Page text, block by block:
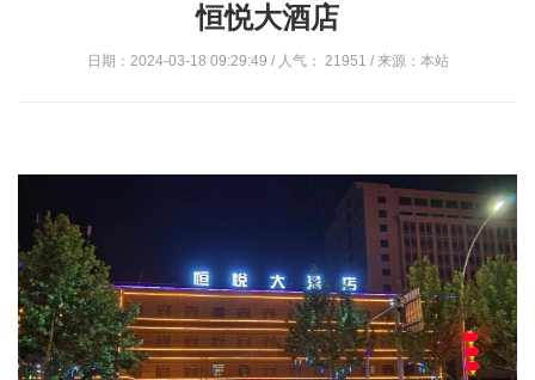
恒悦大酒店
日期：2024-03-18 09:29:49 / 人气： 21951 / 来源：本站